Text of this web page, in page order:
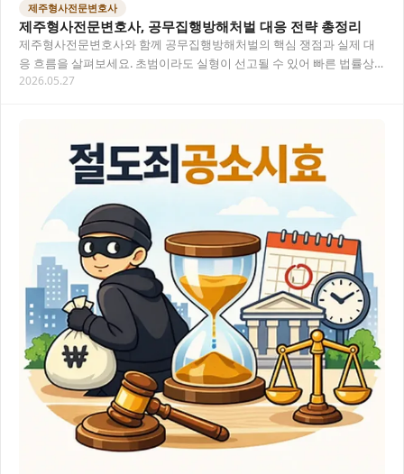
제주형사전문변호사
제주형사전문변호사, 공무집행방해처벌 대응 전략 총정리
제주형사전문변호사와 함께 공무집행방해처벌의 핵심 쟁점과 실제 대
응 흐름을 살펴보세요. 초범이라도 실형이 선고될 수 있어 빠른 법률상
담이 중요합니다. 목차 제주형사전문변호사가 말하는…
2026.05.27